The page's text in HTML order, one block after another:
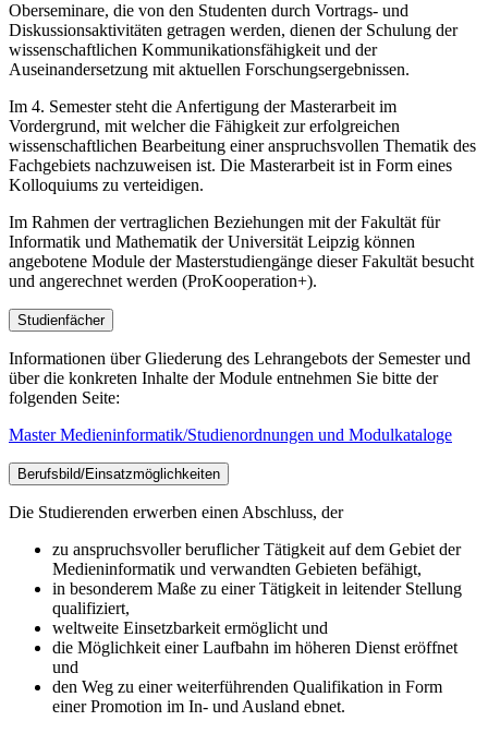
Oberseminare, die von den Studenten durch Vortrags- und
Diskussionsaktivitäten getragen werden, dienen der Schulung der
wissenschaftlichen Kommunikationsfähigkeit und der
Auseinandersetzung mit aktuellen Forschungsergebnissen.
Im 4. Semester steht die Anfertigung der Masterarbeit im
Vordergrund, mit welcher die Fähigkeit zur erfolgreichen
wissenschaftlichen Bearbeitung einer anspruchsvollen Thematik des
Fachgebiets nachzuweisen ist. Die Masterarbeit ist in Form eines
Kolloquiums zu verteidigen.
Im Rahmen der vertraglichen Beziehungen mit der Fakultät für
Informatik und Mathematik der Universität Leipzig können
angebotene Module der Masterstudiengänge dieser Fakultät besucht
und angerechnet werden (ProKooperation+).
Studienfächer
Informationen über Gliederung des Lehrangebots der Semester und
über die konkreten Inhalte der Module entnehmen Sie bitte der
folgenden Seite:
Master Medieninformatik/Studienordnungen und Modulkataloge
Berufsbild/Einsatzmöglichkeiten
Die Studierenden erwerben einen Abschluss, der
zu anspruchsvoller beruflicher Tätigkeit auf dem Gebiet der
Medieninformatik und verwandten Gebieten befähigt,
in besonderem Maße zu einer Tätigkeit in leitender Stellung
qualifiziert,
weltweite Einsetzbarkeit ermöglicht und
die Möglichkeit einer Laufbahn im höheren Dienst eröffnet
und
den Weg zu einer weiterführenden Qualifikation in Form
einer Promotion im In- und Ausland ebnet.